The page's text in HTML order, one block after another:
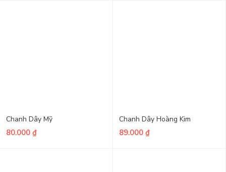
Chanh Dây Mỹ
80.000 ₫
Chanh Dây Hoàng Kim
89.000 ₫